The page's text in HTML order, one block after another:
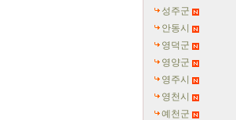
성주군
안동시
영덕군
영양군
영주시
영천시
예천군